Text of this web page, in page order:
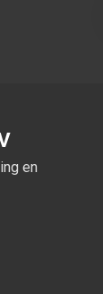
en